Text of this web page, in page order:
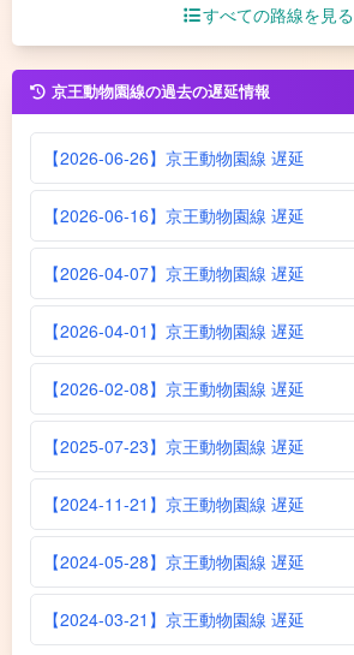
すべての路線を見る
京王動物園線の過去の遅延情報
【2026-06-26】京王動物園線 遅延
【2026-06-16】京王動物園線 遅延
【2026-04-07】京王動物園線 遅延
【2026-04-01】京王動物園線 遅延
【2026-02-08】京王動物園線 遅延
【2025-07-23】京王動物園線 遅延
【2024-11-21】京王動物園線 遅延
【2024-05-28】京王動物園線 遅延
【2024-03-21】京王動物園線 遅延